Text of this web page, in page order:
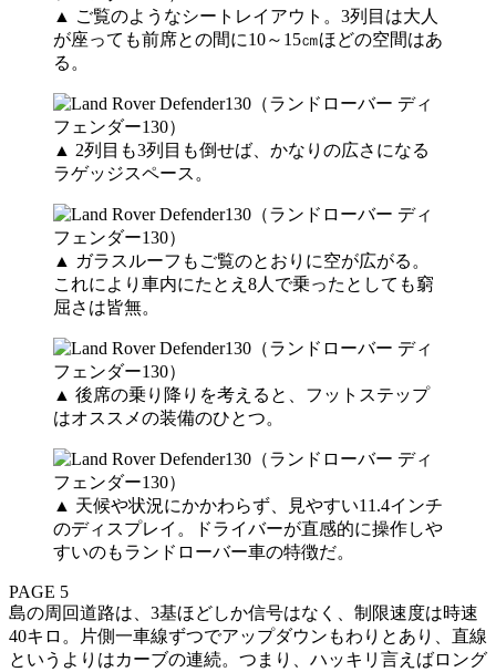
▲ ご覧のようなシートレイアウト。3列目は大人
が座っても前席との間に10～15㎝ほどの空間はあ
る。
▲ 2列目も3列目も倒せば、かなりの広さになる
ラゲッジスペース。
▲ ガラスルーフもご覧のとおりに空が広がる。
これにより車内にたとえ8人で乗ったとしても窮
屈さは皆無。
▲ 後席の乗り降りを考えると、フットステップ
はオススメの装備のひとつ。
▲ 天候や状況にかかわらず、見やすい11.4インチ
のディスプレイ。ドライバーが直感的に操作しや
すいのもランドローバー車の特徴だ。
PAGE 5
島の周回道路は、3基ほどしか信号はなく、制限速度は時速
40キロ。片側一車線ずつでアップダウンもわりとあり、直線
というよりはカーブの連続。つまり、ハッキリ言えばロング